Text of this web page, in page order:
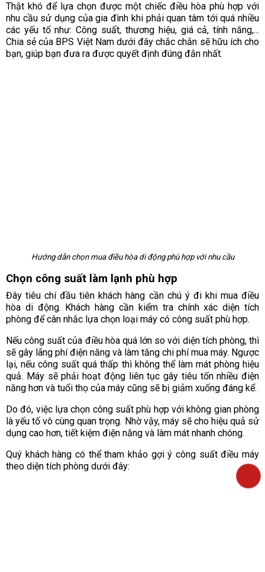
Thật khó để lựa chọn được một chiếc điều hòa phù hợp với
nhu cầu sử dụng của gia đình khi phải quan tâm tới quá nhiều
các yếu tố như: Công suất, thương hiệu, giá cả, tính năng,...
Chia sẻ của BPS Việt Nam dưới đây chắc chắn sẽ hữu ích cho
bạn, giúp bạn đưa ra được quyết định đúng đắn nhất.
Hướng dẫn chọn mua điều hòa di động phù hợp với nhu cầu
Chọn công suất làm lạnh phù hợp
Đây tiêu chí đầu tiên khách hàng cần chú ý đi khi mua điều
hòa di động. Khách hàng cần kiểm tra chính xác diện tích
phòng để cân nhắc lựa chọn loại máy có công suất phù hợp.
Nếu công suất của điều hòa quá lớn so với diện tích phòng, thì
sẽ gây lãng phí điện năng và làm tăng chi phí mua máy. Ngược
lại, nếu công suất quá thấp thì không thể làm mát phòng hiệu
quả. Máy sẽ phải hoạt động liên tục gây tiêu tốn nhiều điện
năng hơn và tuổi thọ của máy cũng sẽ bị giảm xuống đáng kể.
Do đó, việc lựa chọn công suất phù hợp với không gian phòng
là yếu tố vô cùng quan trọng. Nhờ vậy, máy sẽ cho hiệu quả sử
dụng cao hơn, tiết kiệm điện năng và làm mát nhanh chóng.
Quý khách hàng có thể tham khảo gợi ý công suất điều máy
theo diện tích phòng dưới đây: